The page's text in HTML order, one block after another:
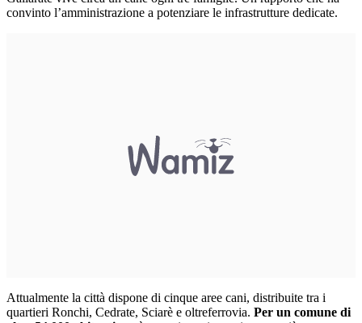
convinto l’amministrazione a potenziare le infrastrutture dedicate.
Attualmente la città dispone di cinque aree cani, distribuite tra i
quartieri Ronchi, Cedrate, Sciarè e oltreferrovia. Per un comune di